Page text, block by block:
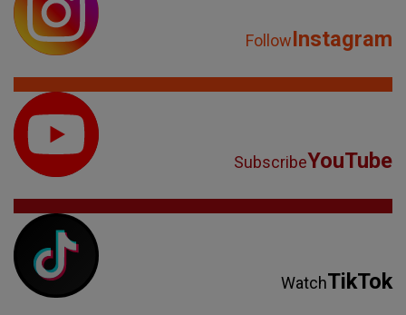
FollowInstagram
SubscribeYouTube
WatchTikTok